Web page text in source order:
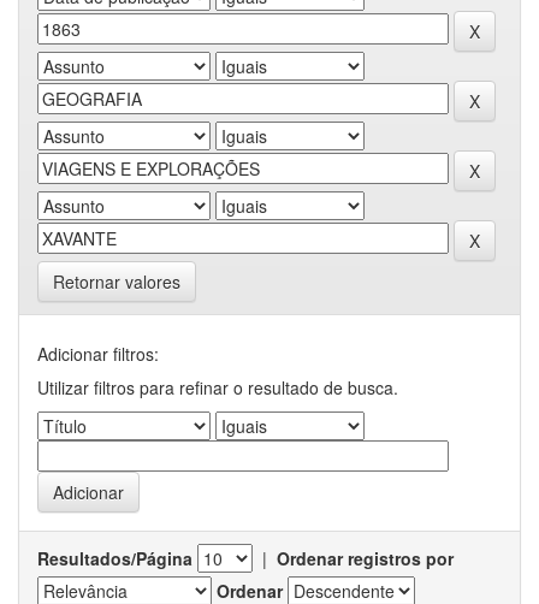
Retornar valores
Adicionar filtros:
Utilizar filtros para refinar o resultado de busca.
Resultados/Página | Ordenar registros por
Ordenar